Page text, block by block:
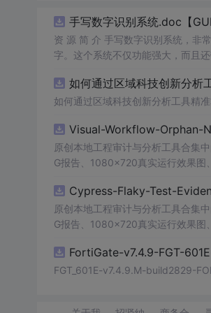
手写数字识别系统.doc【
资 源 简 介 手写数字识别系统，非
字。这个系统不仅功能强大，而且
便和实用的工具，你一定会喜欢它
如何通过区域科技创新分析
如何通过区域科技创新分析工具精
Visual-Workflow-Orphan-
原创本地工程审计与分析工具合集
G报告、1080×720真实运行效果图
源码、Logo、官方截图、论文、生
Cypress-Flaky-Test-
原创本地工程审计与分析工具合集
G报告、1080×720真实运行效果图
源码、Logo、官方截图、论文、生
FortiGate-v7.4.9-FGT-
FGT_601E-v7.4.9.M-build2829-